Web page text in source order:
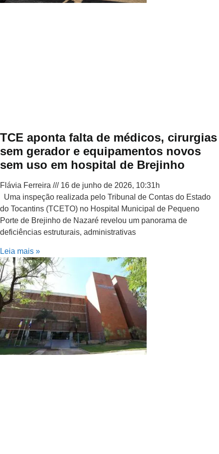
TCE aponta falta de médicos, cirurgias
sem gerador e equipamentos novos
sem uso em hospital de Brejinho
Flávia Ferreira
16 de junho de 2026, 10:31h
Uma inspeção realizada pelo Tribunal de Contas do Estado
do Tocantins (TCETO) no Hospital Municipal de Pequeno
Porte de Brejinho de Nazaré revelou um panorama de
deficiências estruturais, administrativas
Leia mais »